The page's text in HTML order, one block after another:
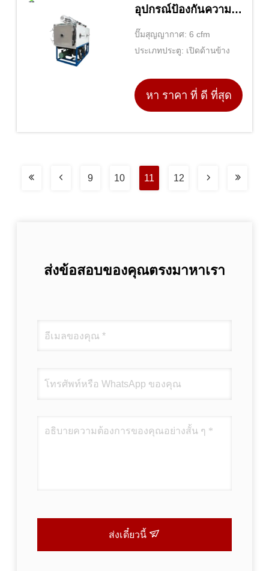
อุปกรณ์ป้องกันความ
ปลอดภัยหลายชั้นและ
ระบบเตือน
ปั๊มสุญญากาศ: 6 cfm
ประเภทประตู: เปิดด้านข้าง
หา ราคา ที่ ดี ที่สุด
9 10 11 12
ส่งข้อสอบของคุณตรงมาหาเรา
ส่งเดี๋ยวนี้